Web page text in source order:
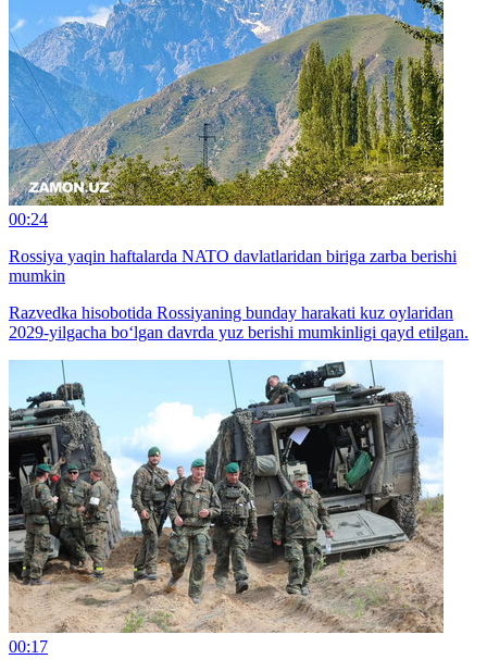
00:24
Rossiya yaqin haftalarda NATO davlatlaridan biriga zarba berishi
mumkin
Razvedka hisobotida Rossiyaning bunday harakati kuz oylaridan
2029-yilgacha bo‘lgan davrda yuz berishi mumkinligi qayd etilgan.
00:17